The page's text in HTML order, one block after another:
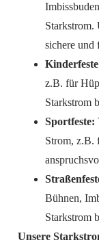
Starkstrom.
sichere und
z.B. für
Starkstrom
Sportfeste:
Strom, z.B.
Bühnen,
Starkstrom
Unsere